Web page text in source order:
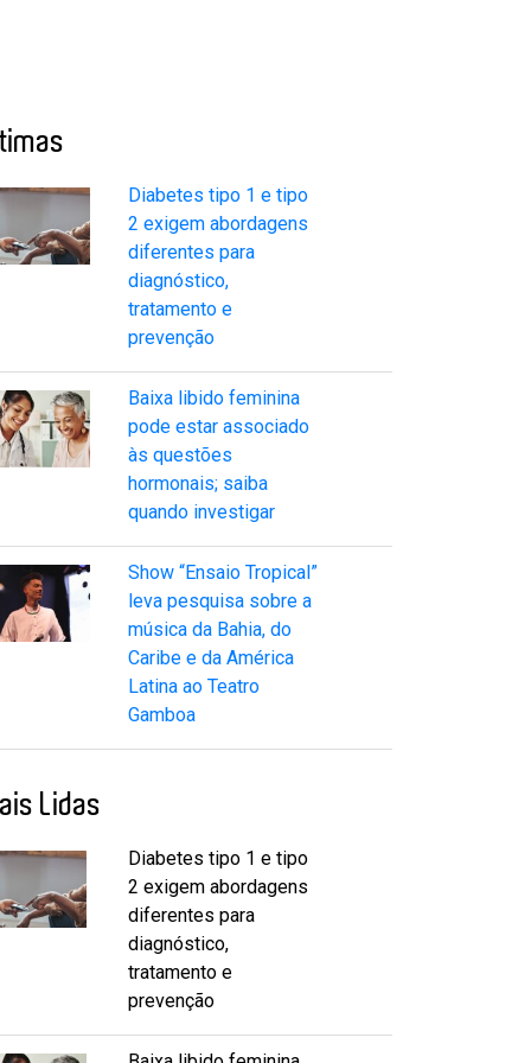
Diabetes tipo 1 e tipo
2 exigem abordagens
diferentes para
diagnóstico,
tratamento e
prevenção
Baixa libido feminina
pode estar associado
às questões
hormonais; saiba
quando investigar
Show “Ensaio Tropical”
leva pesquisa sobre a
música da Bahia, do
Caribe e da América
Latina ao Teatro
Gamboa
Lidas
Diabetes tipo 1 e tipo
2 exigem abordagens
diferentes para
diagnóstico,
tratamento e
prevenção